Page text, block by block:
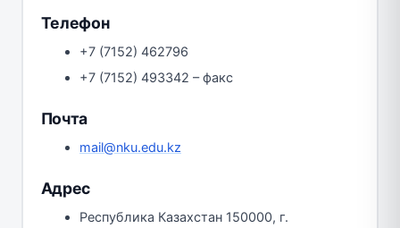
Телефон
+7 (7152) 462796
+7 (7152) 493342 – факс
Почта
mail@nku.edu.kz
Адрес
Республика Казахстан 150000, г.